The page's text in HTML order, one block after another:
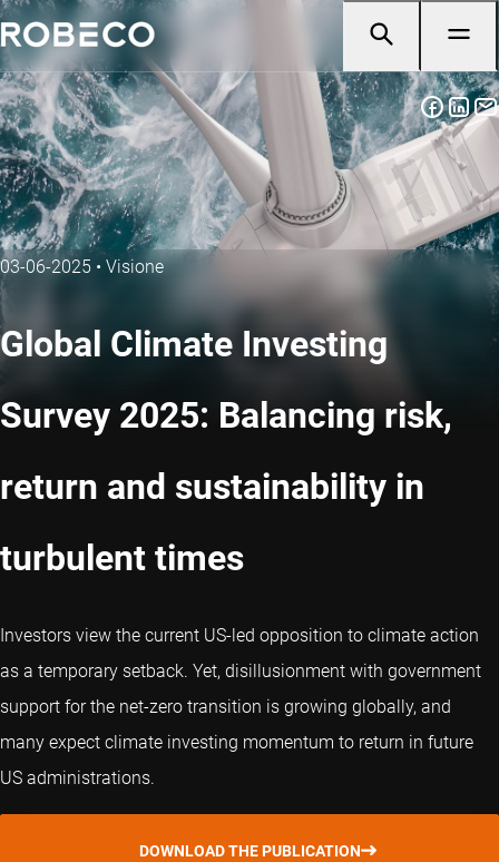
03-06-2025 • Visione
Global Climate Investing
Survey 2025: Balancing risk,
return and sustainability in
turbulent times
Investors view the current US-led opposition to climate action
as a temporary setback. Yet, disillusionment with government
support for the net-zero transition is growing globally, and
many expect climate investing momentum to return in future
US administrations.
DOWNLOAD THE PUBLICATION